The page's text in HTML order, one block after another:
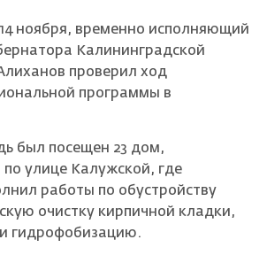
ноября, временно исполняющий
Калининградской
проверил ход
программы в
был посещен 23 дом,
улице Калужской, где
работы по обустройству
очистку кирпичной кладки,
гидрофобизацию.